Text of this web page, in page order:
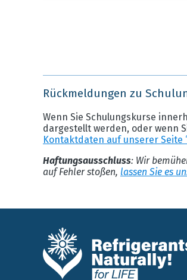
Rückmeldungen zu
Wenn Sie Schulungskurse
dargestellt werden, oder wenn
Kontaktdaten auf unserer Seite
Haftungsausschluss: Wir
auf Fehler stoßen, lassen Sie es